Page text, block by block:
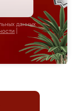
данных